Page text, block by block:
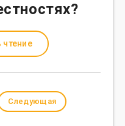
Следующая